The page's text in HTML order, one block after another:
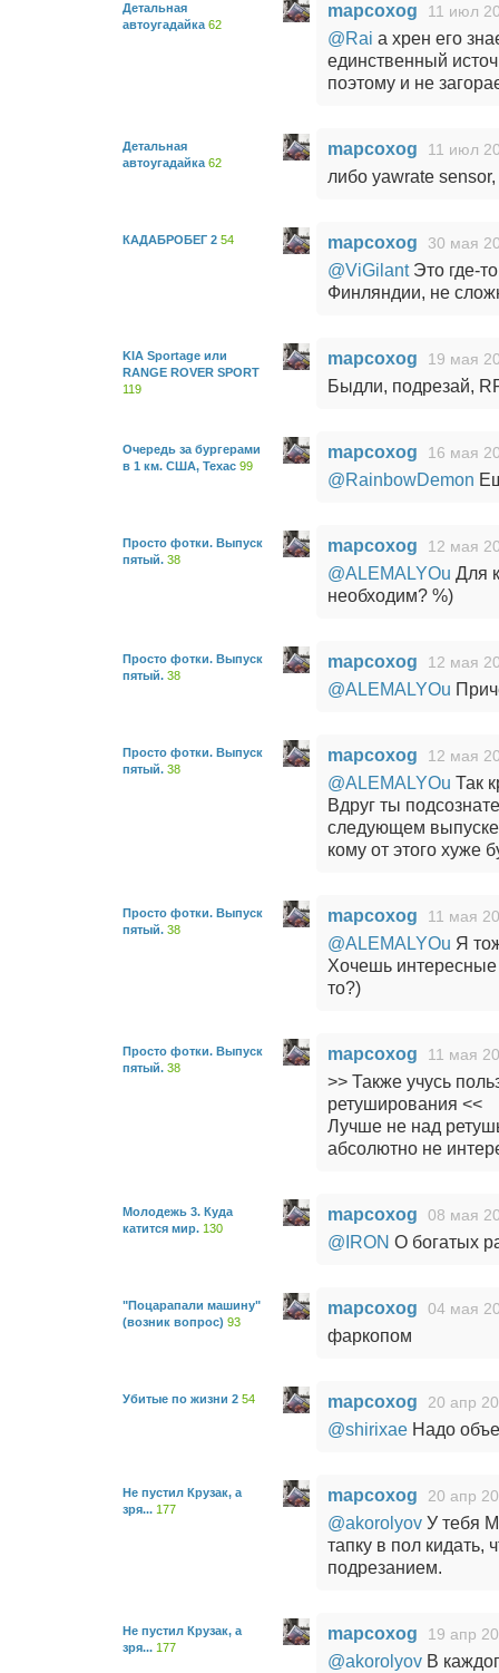
Детальная
автоугадайка 62
mapcoxog 11 июл
@Rai а хрен его
единственный
поэтому и не
Детальная
автоугадайка 62
mapcoxog 11 июл
либо yawrate
КАДАБРОБЕГ 2 54 mapcoxog 30 мая
@ViGilantЭто где-
Финляндии, не
KIA Sportage или
RANGE ROVER SPORT
119
mapcoxog 19 мая
Быдли, подрезай,
Очередь за бургерами
в 1 км. США, Техас 99
mapcoxog 16 мая
@RainbowDemon
Просто фотки. Выпуск
пятый. 38
mapcoxog 12 мая
@ALEMALYOu Для
необходим? %)
Просто фотки. Выпуск
пятый. 38
mapcoxog 12 мая
@ALEMALYOu
Просто фотки. Выпуск
пятый. 38
mapcoxog 12 мая
@ALEMALYOu Так
Вдруг ты
следующем выпуске
кому от этого хуже
Просто фотки. Выпуск
пятый. 38
mapcoxog 11 мая
@ALEMALYOu Я
Хочешь
то?)
Просто фотки. Выпуск
пятый. 38
mapcoxog 11 мая
>> Также учусь
ретуширования <<
Лучше не над
абсолютно не
Молодежь 3. Куда
катится мир. 130
mapcoxog 08 мая
@IRON О богатых
"Поцарапали машину"
(возник вопрос) 93
mapcoxog 04 мая
фаркопом
Убитые по жизни 2 54 mapcoxog 20 апр
@shirixaeНадо
Не пустил Крузак, а
зря... 177
mapcoxog 20 апр
@akorolyovУ тебя
тапку в пол кидать,
подрезанием.
Не пустил Крузак, а
зря... 177
mapcoxog 19 апр
@akorolyovВ